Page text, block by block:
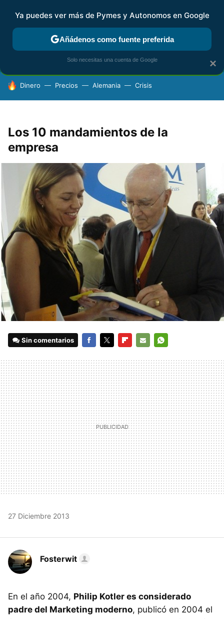
FISCALIDAD Y CONTABILIDAD KIT DIGITAL RENTA
HOY SE HABLA DE
Dinero Precios Alemania Crisis
Los 10 mandamientos de la
empresa
Sin comentarios
MAIL
27 Diciembre 2013
Fosterwit
En el año 2004, Philip Kotler es considerado
padre del Marketing moderno, publicó en 2004 el
×
Ya puedes ver más de Pymes y Autonomos en Google
Añádenos como fuente preferida
Solo necesitas una cuenta de Google